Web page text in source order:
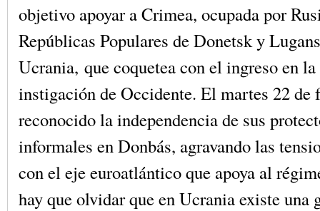
objetivo apoyar a Crimea, ocupada por
Repúblicas Populares de Donetsk y
Ucrania, que coquetea con el ingreso en
instigación de Occidente. El martes 22 de
reconocido la independencia de sus
informales en Donbás, agravando las
con el eje euroatlántico que apoya al
hay que olvidar que en Ucrania existe una